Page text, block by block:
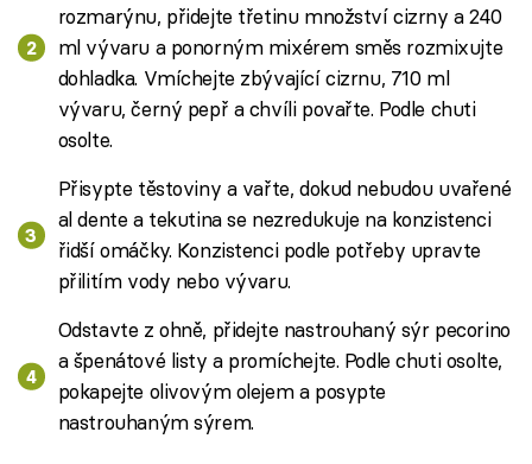
rozmarýnu, přidejte třetinu množství cizrny a 240
ml vývaru a ponorným mixérem směs rozmixujte
dohladka. Vmíchejte zbývající cizrnu, 710 ml
vývaru, černý pepř a chvíli povařte. Podle chuti
osolte.
Přisypte těstoviny a vařte, dokud nebudou uvařené
al dente a tekutina se nezredukuje na konzistenci
řidší omáčky. Konzistenci podle potřeby upravte
přilitím vody nebo vývaru.
Odstavte z ohně, přidejte nastrouhaný sýr pecorino
a špenátové listy a promíchejte. Podle chuti osolte,
pokapejte olivovým olejem a posypte
nastrouhaným sýrem.